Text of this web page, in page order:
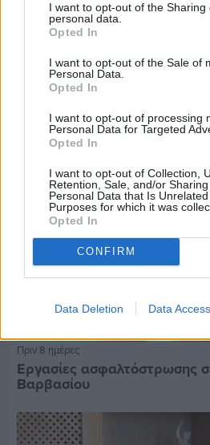
I want to opt-out of the Sharing
personal data.
Opted In
I want to opt-out of the Sale of
Personal Data.
Opted In
I want to opt-out of processing
Personal Data for Targeted
Opted In
I want to opt-out of Collection,
Retention, Sale, and/or
Personal Data that Is
Purposes for which it was
Opted In
CONFIRM
Data Deletion Data Access
Πριν 8 ημέρες
Τρίτος στη σφαιροβολία στη
Ελλάδας–Κύπρου Κ18 ο
Πριν 8 ημέρες
Εργασίες ασφαλτόστρωσης
Βαρβασίου